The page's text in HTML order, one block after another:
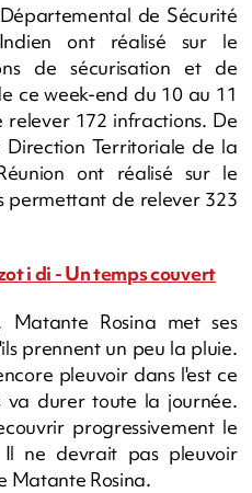
de Sécurité
ont réalisé sur le
de sécurisation et de
ce week-end du 10 au 11
172 infractions. De
Territoriale de la
ont réalisé sur le
permettant de relever 323
i di - Un temps couvert
Rosina met ses
prennent un peu la pluie.
pleuvoir dans l'est ce
va durer toute la journée.
progressivement le
ne devrait pas pleuvoir
Matante Rosina.